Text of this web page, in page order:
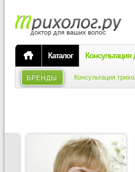
Каталог Консультация
БРЕНДЫ Консультация